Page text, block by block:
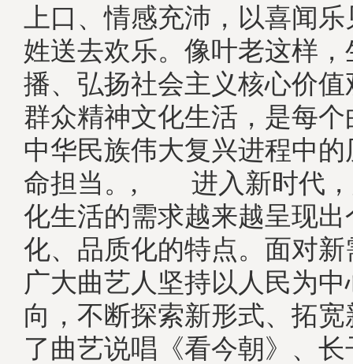
上口、情感充沛，以喜闻
姓送去欢乐。像叶老这样
播、弘扬社会主义核心价
群众精神文化生活，是每
中华民族伟大复兴进程中
命担当。, 进入新时代，
化生活的需求越来越呈现
化、品质化的特点。面对
广大曲艺人坚持以人民为
向，不断探索新形式、拓
了曲艺说唱《看今朝》、